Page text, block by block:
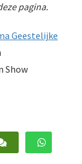
pagina.
Geestelijke
Show